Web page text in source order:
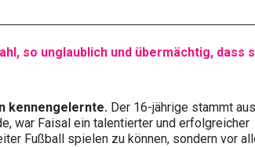
so unglaublich und übermächtig, dass
kennengelernte. Der 16-jährige stammt
war Faisal ein talentierter und erfolgreicher
Fußball spielen zu können, sondern vor